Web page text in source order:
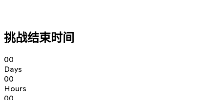
挑战结束时间
00
Days
00
Hours